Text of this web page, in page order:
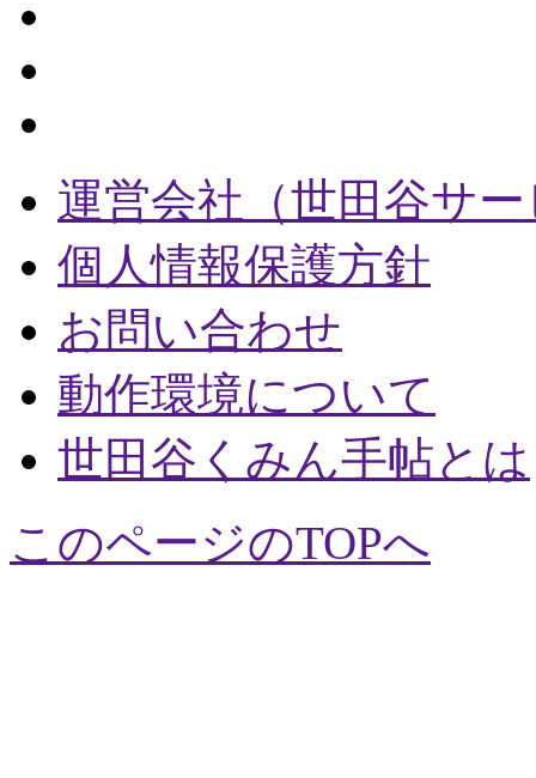
運営会社（世田谷サ
個人情報保護方針
お問い合わせ
動作環境について
世田谷くみん手帖とは
このページのTOPへ